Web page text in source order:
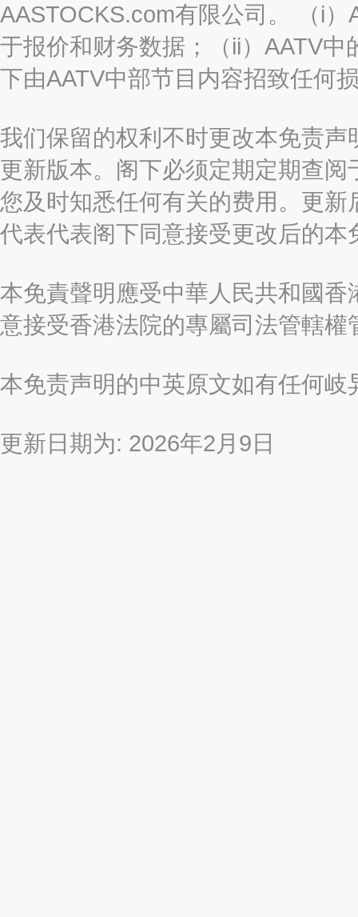
AASTOCKS.com有限公司。 （i
于报价和财务数据；（ii）AATV
下由AATV中部节目内容招致任何
我们保留的权利不时更改本免责
更新版本。阁下必须定期定期查
您及时知悉任何有关的费用。更
代表代表阁下同意接受更改后的本
本免責聲明應受中華人民共和國
意接受香港法院的專屬司法管轄權
本免责声明的中英原文如有任何
更新日期为: 2026年2月9日